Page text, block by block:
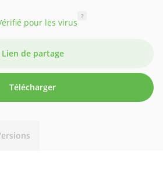
pour les virus
?
Lien de partage
Télécharger